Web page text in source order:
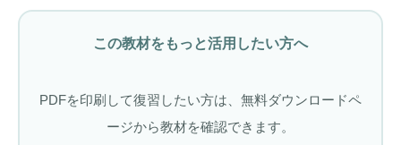
この教材をもっと活用したい方へ
PDFを印刷して復習したい方は、無料ダウンロードペ
ージから教材を確認できます。